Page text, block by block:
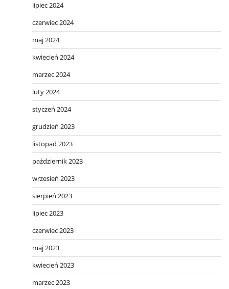
lipiec 2024
czerwiec 2024
maj 2024
kwiecień 2024
marzec 2024
luty 2024
styczeń 2024
grudzień 2023
listopad 2023
październik 2023
wrzesień 2023
sierpień 2023
lipiec 2023
czerwiec 2023
maj 2023
kwiecień 2023
marzec 2023